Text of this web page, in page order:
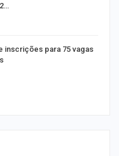
inscrições para 75 vagas